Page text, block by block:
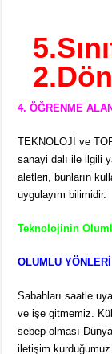
4. ÖĞRENME
TEKNOLOJİ ve
sanayi dalı ile ilgili
aletleri, bunların
uygulayım bilimidir.
Teknolojinin
OLUMLU
Sabahları saatle
ve işe gitmemiz.
sebep olması
iletişim